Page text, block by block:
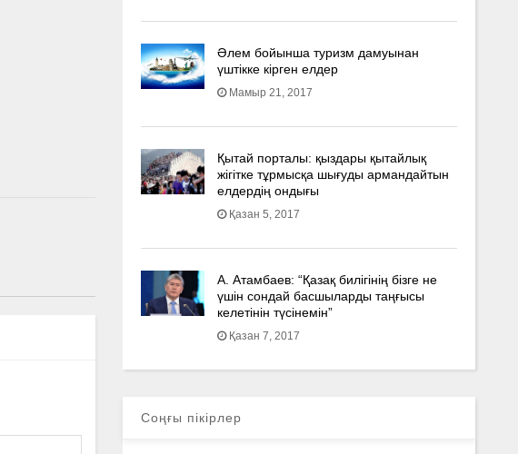
Әлем бойынша туризм дамуынан
үштікке кірген елдер
Мамыр 21, 2017
Қытай порталы: қыздары қытайлық
жігітке тұрмысқа шығуды армандайтын
елдердің ондығы
Қазан 5, 2017
А. Атамбаев: “Қазақ билігінің бізге не
үшін сондай басшыларды таңғысы
келетінін түсінемін”
Қазан 7, 2017
Соңғы пікірлер